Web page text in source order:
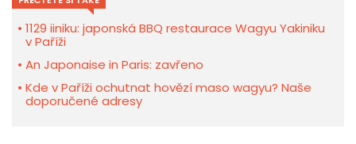
1129 iiniku: japonská BBQ restaurace Wagyu Yakiniku
v Paříži
An Japonaise in Paris: zavřeno
Kde v Paříži ochutnat hovězí maso wagyu? Naše
doporučené adresy